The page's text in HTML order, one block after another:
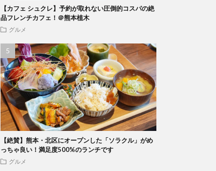
【カフェ シュクレ】予約が取れない圧倒的コスパの絶
品フレンチカフェ！＠熊本植木
グルメ
【絶賛】熊本・北区にオープンした「ソラクル」がめ
っちゃ良い！満足度500%のランチです
グルメ